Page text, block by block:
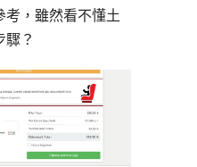
考，雖然看不懂土
？